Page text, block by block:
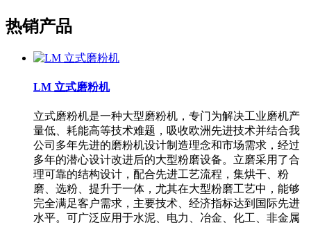
热销产品
LM 立式磨粉机
立式磨粉机是一种大型磨粉机，专门为解决工业磨机产
量低、耗能高等技术难题，吸收欧洲先进技术并结合我
公司多年先进的磨粉机设计制造理念和市场需求，经过
多年的潜心设计改进后的大型粉磨设备。立磨采用了合
理可靠的结构设计，配合先进工艺流程，集烘干、粉
磨、选粉、提升于一体，尤其在大型粉磨工艺中，能够
完全满足客户需求，主要技术、经济指标达到国际先进
水平。可广泛应用于水泥、电力、冶金、化工、非金属